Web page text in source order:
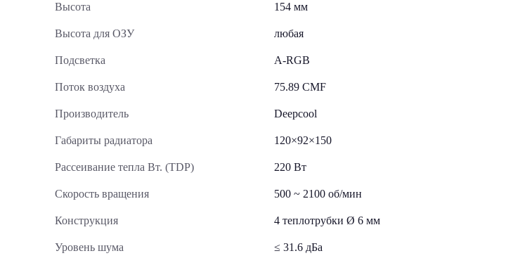
Высота 154 мм
Высота для ОЗУ любая
Подсветка A-RGB
Поток воздуха 75.89 CMF
Производитель Deepcool
Габариты радиатора 120×92×150
Рассеивание тепла Вт. (TDP) 220 Вт
Скорость вращения 500 ~ 2100 об/мин
Конструкция 4 теплотрубки Ø 6 мм
Уровень шума ≤ 31.6 дБа